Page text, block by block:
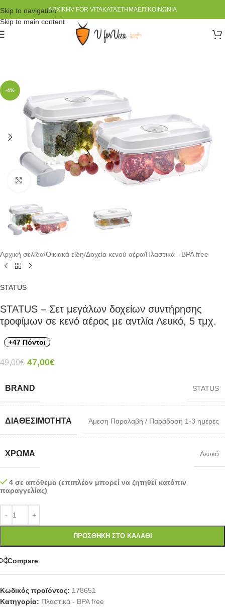
Skip to navigation
Skip to main content
ΑΡΧΙΚΉV FOR VITAΚΑΤΆΣΤΗΜΑΕΠΙΚΟΙΝΩΝΊΑ
-4%
Click to enlarge
Αρχική σελίδα/Οικιακά είδη/Δοχεία κενού αέρα/Πλαστικά - BPA free
STATUS
STATUS – Σετ μεγάλων δοχείων συντήρησης
τροφίμων σε κενό αέρος με αντλία Λευκό, 5 τμχ.
+47 Πόντοι
49,00€ 47,00€
BRAND STATUS
ΔΙΑΘΕΣΙΜΌΤΗΤΑ Άμεση Παραλαβή / Παράδοση 1-3 ημέρες
ΧΡΏΜΑ Λευκό
4 σε απόθεμα (επιπλέον μπορεί να ζητηθεί κατόπιν
παραγγελίας)
ΠΡΟΣΘΉΚΗ ΣΤΟ ΚΑΛΆΘΙ
Compare
Κωδικός προϊόντος: 178651
Κατηγορία: Πλαστικά - BPA free